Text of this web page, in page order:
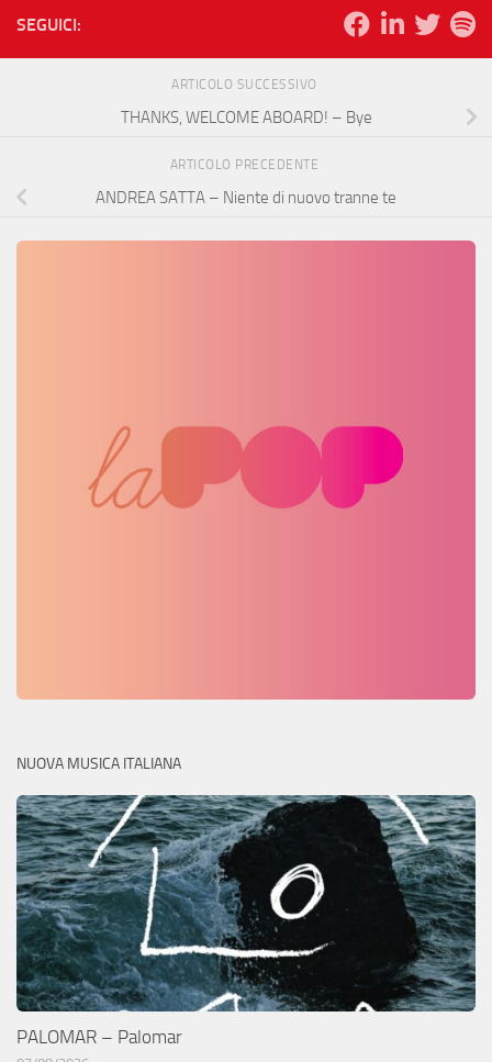
SEGUICI:
ARTICOLO SUCCESSIVO
THANKS, WELCOME ABOARD! – Bye
ARTICOLO PRECEDENTE
ANDREA SATTA – Niente di nuovo tranne te
NUOVA MUSICA ITALIANA
PALOMAR – Palomar